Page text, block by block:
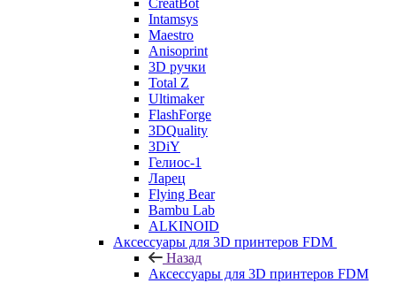
CreatBot
Intamsys
Maestro
Anisoprint
3D ручки
Total Z
Ultimaker
FlashForge
3DQuality
3DiY
Гелиос-1
Ларец
Flying Bear
Bambu Lab
ALKINOID
Аксессуары для 3D принтеров FDM
Назад
Аксессуары для 3D принтеров FDM